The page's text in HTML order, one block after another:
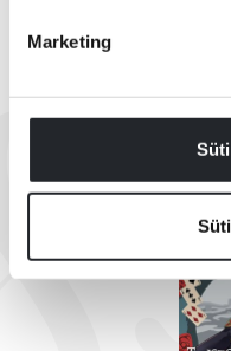
Marketing
EZEK IS
ÚJ!